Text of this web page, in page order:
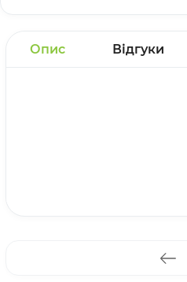
Опис Відгуки